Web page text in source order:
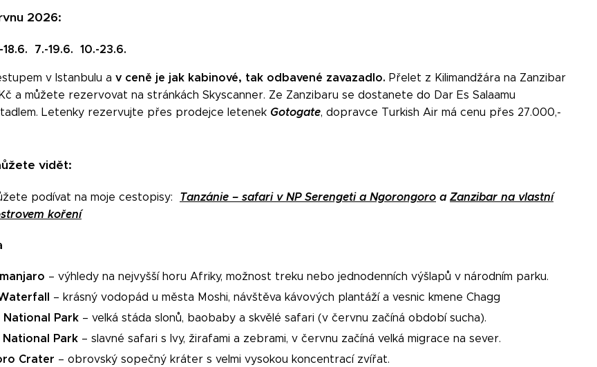
2026:
7.-19.6. 10.-23.6.
v Istanbulu a v ceně je jak kabinové, tak odbavené zavazadlo. Přelet z Kilimandžára na Zanzibar
a můžete rezervovat na stránkách Skyscanner. Ze Zanzibaru se dostanete do Dar Es Salaamu
Letenky rezervujte přes prodejce letenek Gotogate, dopravce Turkish Air má cenu přes 27.000,-
vidět:
podívat na moje cestopisy: Tanzánie – safari v NP Serengeti a Ngorongoro aZanzibar na vlastní
koření
– výhledy na nejvyšší horu Afriky, možnost treku nebo jednodenních výšlapů v národním parku.
– krásný vodopád u města Moshi, návštěva kávových plantáží a vesnic kmene Chagg
Park – velká stáda slonů, baobaby a skvělé safari (v červnu začíná období sucha).
Park – slavné safari s lvy, žirafami a zebrami, v červnu začíná velká migrace na sever.
Crater – obrovský sopečný kráter s velmi vysokou koncentrací zvířat.